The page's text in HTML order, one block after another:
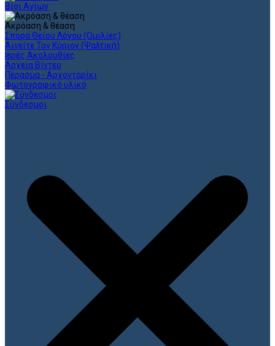
Βίοι Αγίων
Ακρόαση & θέαση
Σπορά Θείου Λόγου (Ομιλίες)
Αινείτε Τον Κύριον (Ψαλτική)
Ιερές Ακολουθίες
Αρχεία Βίντεο
Πέρασμα - Αρχονταρίκι
Φωτογραφικό υλικό
Σύνδεσμοι